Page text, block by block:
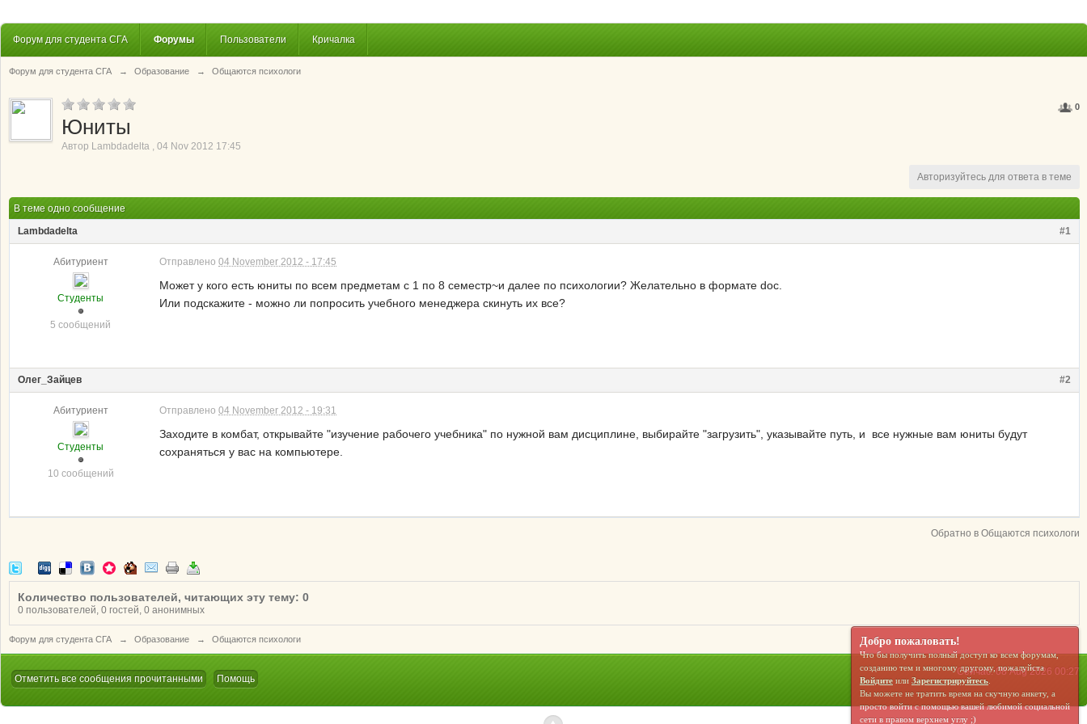
Форум для студента СГА Форумы Пользователи Кричалка
Форум для студента СГА → Образование → Общаются психологи
0
Юниты
Автор Lambdadelta , 04 Nov 2012 17:45
Авторизуйтесь для ответа в теме
В теме одно сообщение
#1
Lambdadelta
Абитуриент
Студенты
5 сообщений
Отправлено 04 November 2012 - 17:45
Может у кого есть юниты по всем предметам с 1 по 8 семестр~и далее по психологии? Желательно в формате doc.
Или подскажите - можно ли попросить учебного менеджера скинуть их все?
#2
Олег_Зайцев
Абитуриент
Студенты
10 сообщений
Отправлено 04 November 2012 - 19:31
Заходите в комбат, открывайте "изучение рабочего учебника" по нужной вам дисциплине, выбирайте "загрузить", указывайте путь, и все нужные вам юниты будут
сохраняться у вас на компьютере.
Обратно в Общаются психологи
Количество пользователей, читающих эту тему: 0
0 пользователей, 0 гостей, 0 анонимных
Форум для студента СГА → Образование → Общаются психологи
Отметить все сообщения прочитанными Помощь
Сейчас: 08 Aug 2026 00:27
Добро пожаловать!
Что бы получить полный доступ ко всем форумам,
созданию тем и многому другому, пожалуйста
Войдите или Зарегистрируйтесь.
Вы можете не тратить время на скучную анкету, а
просто войти с помощью вашей любимой социальной
сети в правом верхнем углу ;)